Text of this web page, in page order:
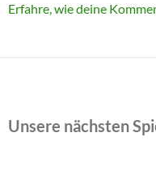
Erfahre, wie deine
Unsere nächsten